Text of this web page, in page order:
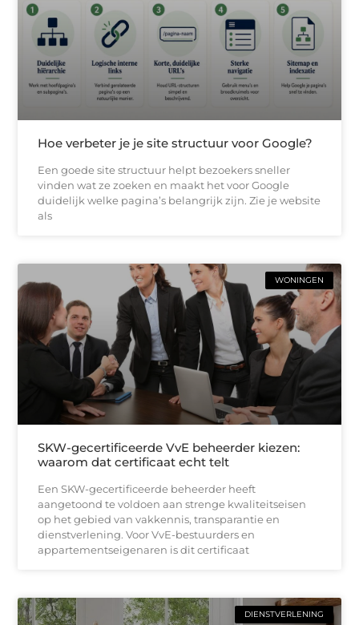
Hoe verbeter je je site structuur voor Google?
Een goede site structuur helpt bezoekers sneller
vinden wat ze zoeken en maakt het voor Google
duidelijk welke pagina’s belangrijk zijn. Zie je website
als
WONINGEN
SKW-gecertificeerde VvE beheerder kiezen:
waarom dat certificaat echt telt
Een SKW-gecertificeerde beheerder heeft
aangetoond te voldoen aan strenge kwaliteitseisen
op het gebied van vakkennis, transparantie en
dienstverlening. Voor VvE-bestuurders en
appartementseigenaren is dit certificaat
DIENSTVERLENING